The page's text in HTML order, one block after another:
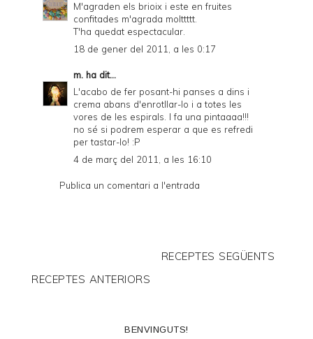
M'agraden els brioix i este en fruites
confitades m'agrada molttttt.
T'ha quedat espectacular.
18 de gener del 2011, a les 0:17
m. ha dit...
L'acabo de fer posant-hi panses a dins i
crema abans d'enrotllar-lo i a totes les
vores de les espirals. I fa una pintaaaa!!!
no sé si podrem esperar a que es refredi
per tastar-lo! :P
4 de març del 2011, a les 16:10
Publica un comentari a l'entrada
RECEPTES SEGÜENTS
RECEPTES ANTERIORS
BENVINGUTS!